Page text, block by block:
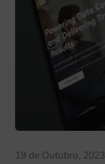
19 de Outubro, 2023